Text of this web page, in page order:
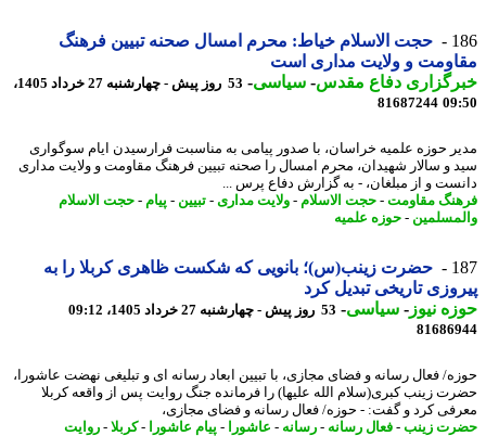
حجت الاسلام خیاط: محرم امسال صحنه تبیین فرهنگ
و ولایت مداری است
دفاع مقدس-سیاسی-
53 روز پیش - چهارشنبه 27 خرداد 1405،
81687244
حوزه علمیه خراسان، با صدور پیامی به مناسبت فرارسیدن ایام سوگواری
و سالار شهیدان، محرم امسال را صحنه تبیین فرهنگ مقاومت و ولایت مداری
و از مبلغان، - به گزارش دفاع پرس ...
مقاومت-حجت الاسلام-ولایت مداری- تبیین-پیام-حجت الاسلام
-حوزه علمیه
حضرت زینب(س)؛ بانویی که شکست ظاهری کربلا را به
تاریخی تبدیل کرد
نیوز-سیاسی-53 روز پیش - چهارشنبه 27 خرداد 1405، 09:12
فعال رسانه و فضای مجازی، با تبیین ابعاد رسانه ای و تبلیغی نهضت عاشورا،
زینب کبری(سلام الله علیها) را فرمانده جنگ روایت پس از واقعه کربلا
کرد و گفت: - حوزه/ فعال رسانه و فضای مجازی،
زینب -فعال رسانه-رسانه-عاشورا-پیام عاشورا-کربلا- روایت